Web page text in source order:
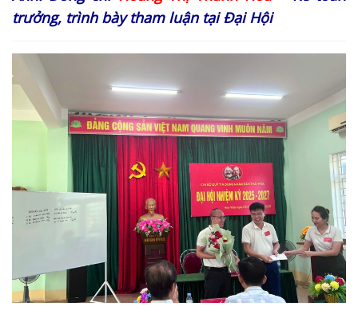
trưởng, trình bày tham luận tại Đại Hội